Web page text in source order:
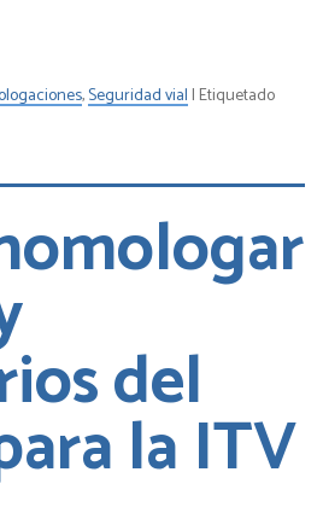
,Seguridad vial | Etiquetado
del
la ITV